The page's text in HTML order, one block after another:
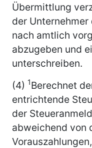
Übermittlung
der
nach amtlich
abzugeben und
unterschreiben.
(4) 1Berechnet
entrichtende
der
abweichend von